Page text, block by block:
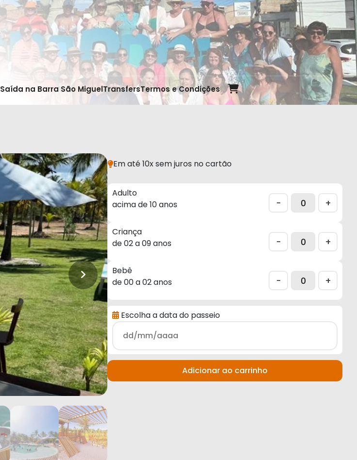
Saída na Barra São MiguelTransfersTermos e Condições
Em até 10x sem juros no cartão
Adulto
acima de 10 anos
- +
Criança
de 02 a 09 anos
- +
Bebê
de 00 a 02 anos
- +
Escolha a data do passeio
Adicionar ao carrinho